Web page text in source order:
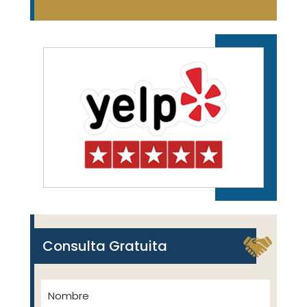
Consulta Gratuita